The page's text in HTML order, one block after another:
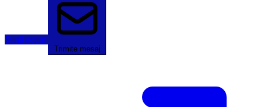
Sună acum
Trimite mesaj